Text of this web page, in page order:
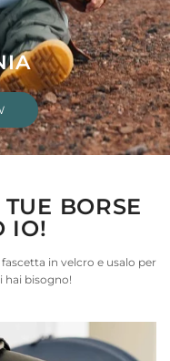
BORSE
IO!
in velcro e usalo per
hai bisogno!